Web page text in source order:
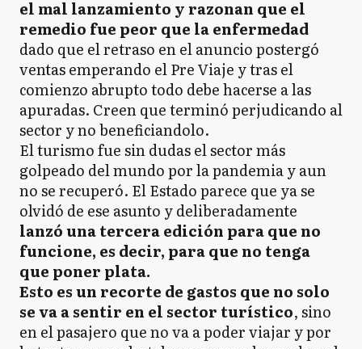
el mal lanzamiento y razonan que el
remedio fue peor que la enfermedad
dado que el retraso en el anuncio postergó
ventas emperando el Pre Viaje y tras el
comienzo abrupto todo debe hacerse a las
apuradas. Creen que terminó perjudicando al
sector y no beneficiandolo.
El turismo fue sin dudas el sector más
golpeado del mundo por la pandemia y aun
no se recuperó. El Estado parece que ya se
olvidó de ese asunto y deliberadamente
lanzó una tercera edición para que no
funcione, es decir, para que no tenga
que poner plata.
Esto es un recorte de gastos que no solo
se va a sentir en el sector turístico, sino
en el pasajero que no va a poder viajar y por